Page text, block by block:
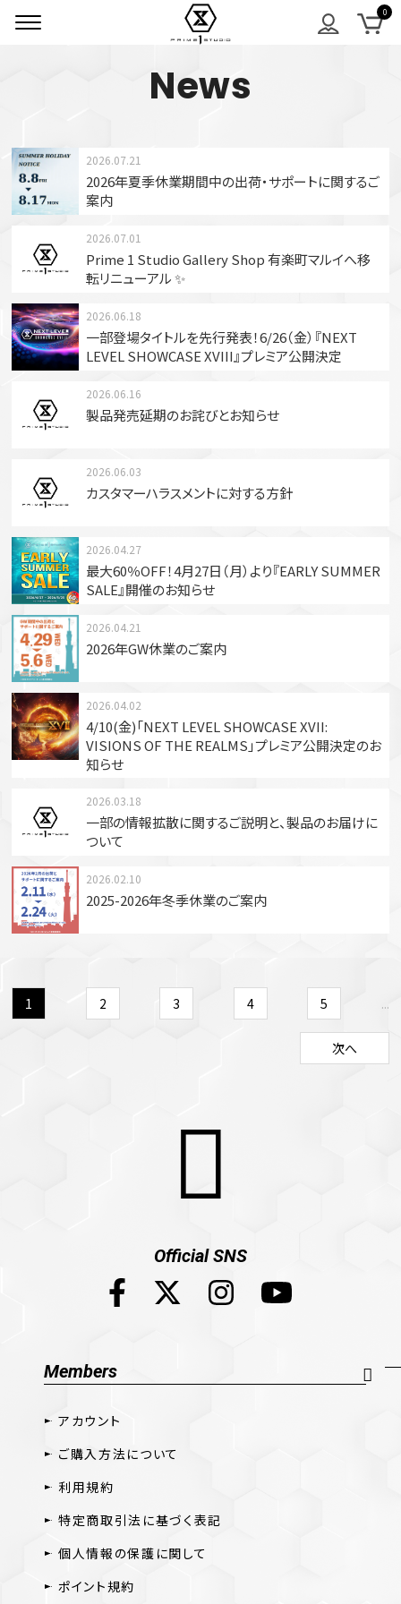
News
2026.07.21
2026年夏季休業期間中の出荷・サポートに関するご
案内
2026.07.01
Prime 1 Studio Gallery Shop 有楽町マルイへ移
転リニューアル ✨
2026.06.18
一部登場タイトルを先行発表！6/26（金）『NEXT
LEVEL SHOWCASE XVIII』プレミア公開決定
2026.06.16
製品発売延期のお詫びとお知らせ
2026.06.03
カスタマーハラスメントに対する方針
2026.04.27
最大60％OFF！4月27日（月）より『EARLY SUMMER
SALE』開催のお知らせ
2026.04.21
2026年GW休業のご案内
2026.04.02
4/10(金)「NEXT LEVEL SHOWCASE XVII:
VISIONS OF THE REALMS」プレミア公開決定のお
知らせ
2026.03.18
一部の情報拡散に関するご説明と、製品のお届けに
ついて
2026.02.10
2025-2026年冬季休業のご案内
1 2 3 4 5 ...
23
次へ
Official SNS
Members
アカウント
ご購入方法について
利用規約
特定商取引法に基づく表記
個人情報の保護に関して
ポイント規約